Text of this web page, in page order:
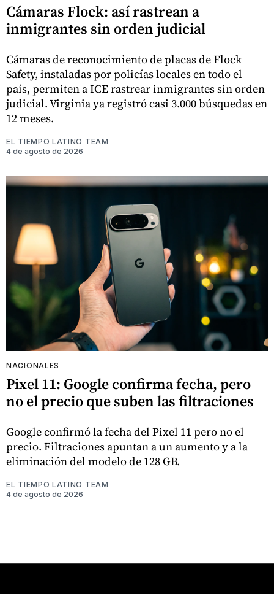
Cámaras Flock: así rastrean a
inmigrantes sin orden judicial
Cámaras de reconocimiento de placas de Flock
Safety, instaladas por policías locales en todo el
país, permiten a ICE rastrear inmigrantes sin orden
judicial. Virginia ya registró casi 3.000 búsquedas en
12 meses.
EL TIEMPO LATINO TEAM
4 de agosto de 2026
NACIONALES
Pixel 11: Google confirma fecha, pero
no el precio que suben las filtraciones
Google confirmó la fecha del Pixel 11 pero no el
precio. Filtraciones apuntan a un aumento y a la
eliminación del modelo de 128 GB.
EL TIEMPO LATINO TEAM
4 de agosto de 2026